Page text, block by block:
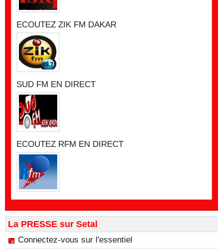
ECOUTEZ ZIK FM DAKAR
SUD FM EN DIRECT
ECOUTEZ RFM EN DIRECT
La PRESSE sur Setal
Connectez-vous sur l'essentiel